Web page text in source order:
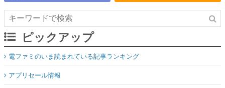
ピックアップ
電ファミのいま読まれている記事ランキング
アプリセール情報